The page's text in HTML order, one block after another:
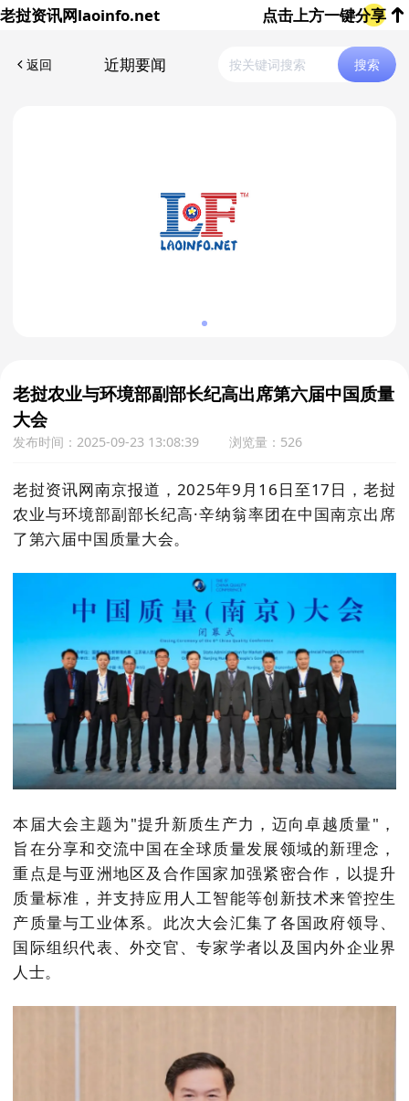
老挝资讯网laoinfo.net 点击上方一键分享
返回 近期要闻 搜索
老挝农业与环境部副部长纪高出席第六届中国质量
大会
发布时间：2025-09-23 13:08:39 浏览量：526
老挝资讯网南京报道，2025年9月16日至17日，老挝
农业与环境部副部长纪高·辛纳翁率团在中国南京出席
了第六届中国质量大会。
本届大会主题为"提升新质生产力，迈向卓越质量"，
旨在分享和交流中国在全球质量发展领域的新理念，
重点是与亚洲地区及合作国家加强紧密合作，以提升
质量标准，并支持应用人工智能等创新技术来管控生
产质量与工业体系。此次大会汇集了各国政府领导、
国际组织代表、外交官、专家学者以及国内外企业界
人士。